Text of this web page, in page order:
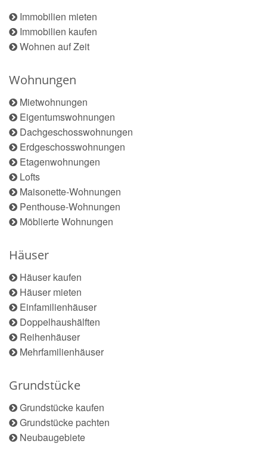
Immobilien mieten
Immobilien kaufen
Wohnen auf Zeit
Wohnungen
Mietwohnungen
Eigentumswohnungen
Dachgeschosswohnungen
Erdgeschosswohnungen
Etagenwohnungen
Lofts
Maisonette-Wohnungen
Penthouse-Wohnungen
Möblierte Wohnungen
Häuser
Häuser kaufen
Häuser mieten
Einfamilienhäuser
Doppelhaushälften
Reihenhäuser
Mehrfamilienhäuser
Grundstücke
Grundstücke kaufen
Grundstücke pachten
Neubaugebiete